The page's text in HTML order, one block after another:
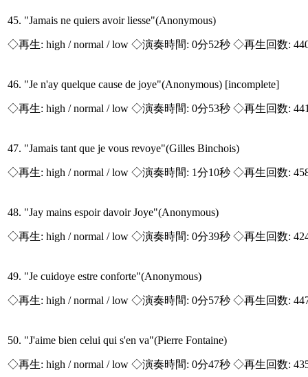
45. "Jamais ne quiers avoir liesse"(Anonymous)
◇再生: high / normal / low ◇演奏時間: 0分52秒 ◇再生回数:
46. "Je n'ay quelque cause de joye"(Anonymous) [incomplete]
◇再生: high / normal / low ◇演奏時間: 0分53秒 ◇再生回数:
47. "Jamais tant que je vous revoye"(Gilles Binchois)
◇再生: high / normal / low ◇演奏時間: 1分10秒 ◇再生回数:
48. "Jay mains espoir davoir Joye"(Anonymous)
◇再生: high / normal / low ◇演奏時間: 0分39秒 ◇再生回数:
49. "Je cuidoye estre conforte"(Anonymous)
◇再生: high / normal / low ◇演奏時間: 0分57秒 ◇再生回数:
50. "J'aime bien celui qui s'en va"(Pierre Fontaine)
◇再生: high / normal / low ◇演奏時間: 0分47秒 ◇再生回数: